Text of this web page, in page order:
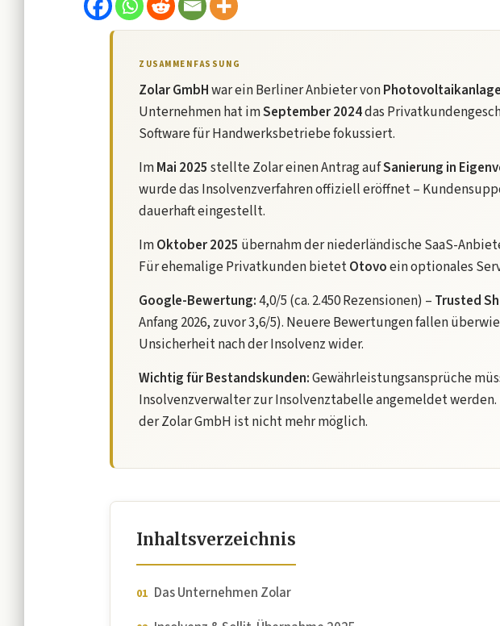
ZUSAMMENFASSUNG
Zolar GmbHwar ein Berliner Anbieter von
Unternehmen hat imSeptember 2024das
Software für Handwerksbetriebe fokussiert.
ImMai 2025 stellte Zolar einen Antrag aufSanierung in
wurde das Insolvenzverfahren offiziell eröffnet –
dauerhaft eingestellt.
ImOktober 2025 übernahm der niederländische SaaS-
Für ehemalige Privatkunden bietetOtovoein optionales
Google-Bewertung:4,0/5 (ca. 2.450 Rezensionen) – Trusted
Anfang 2026, zuvor 3,6/5). Neuere Bewertungen fallen
Unsicherheit nach der Insolvenz wider.
Wichtig für Bestandskunden:Gewährleistungsansprüche
Insolvenzverwalter zur Insolvenztabelle angemeldet
der Zolar GmbH ist nicht mehr möglich.
Inhaltsverzeichnis
Das Unternehmen Zolar